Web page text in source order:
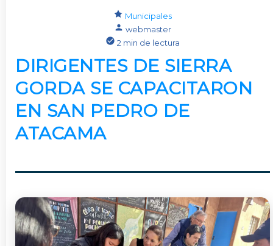
Municipales
webmaster
2 min de lectura
DIRIGENTES DE SIERRA
GORDA SE CAPACITARON
EN SAN PEDRO DE
ATACAMA